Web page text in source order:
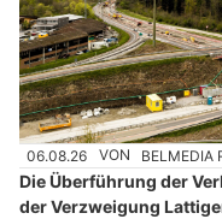
06.08.26 VON BELMEDIA
Die Überführung der
der Verzweigung